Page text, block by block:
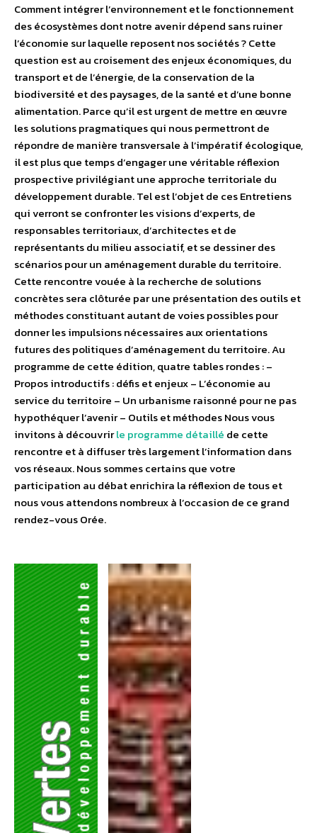
Comment intégrer l’environnement et le fonctionnement
des écosystèmes dont notre avenir dépend sans ruiner
l’économie sur laquelle reposent nos sociétés ? Cette
question est au croisement des enjeux économiques, du
transport et de l’énergie, de la conservation de la
biodiversité et des paysages, de la santé et d’une bonne
alimentation. Parce qu’il est urgent de mettre en œuvre
les solutions pragmatiques qui nous permettront de
répondre de manière transversale à l’impératif écologique,
il est plus que temps d’engager une véritable réflexion
prospective privilégiant une approche territoriale du
développement durable. Tel est l’objet de ces Entretiens
qui verront se confronter les visions d’experts, de
responsables territoriaux, d’architectes et de
représentants du milieu associatif, et se dessiner des
scénarios pour un aménagement durable du territoire.
Cette rencontre vouée à la recherche de solutions
concrètes sera clôturée par une présentation des outils et
méthodes constituant autant de voies possibles pour
donner les impulsions nécessaires aux orientations
futures des politiques d’aménagement du territoire. Au
programme de cette édition, quatre tables rondes : –
Propos introductifs : défis et enjeux – L’économie au
service du territoire – Un urbanisme raisonné pour ne pas
hypothéquer l’avenir – Outils et méthodes Nous vous
invitons à découvrirle programme détaillé de cette
rencontre et à diffuser très largement l’information dans
vos réseaux. Nous sommes certains que votre
participation au débat enrichira la réflexion de tous et
nous vous attendons nombreux à l’occasion de ce grand
rendez-vous Orée.